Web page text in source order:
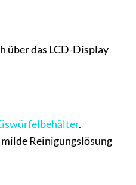
über das LCD-Display
.
milde Reinigungslösung